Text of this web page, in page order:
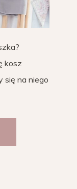
kosz
się na niego